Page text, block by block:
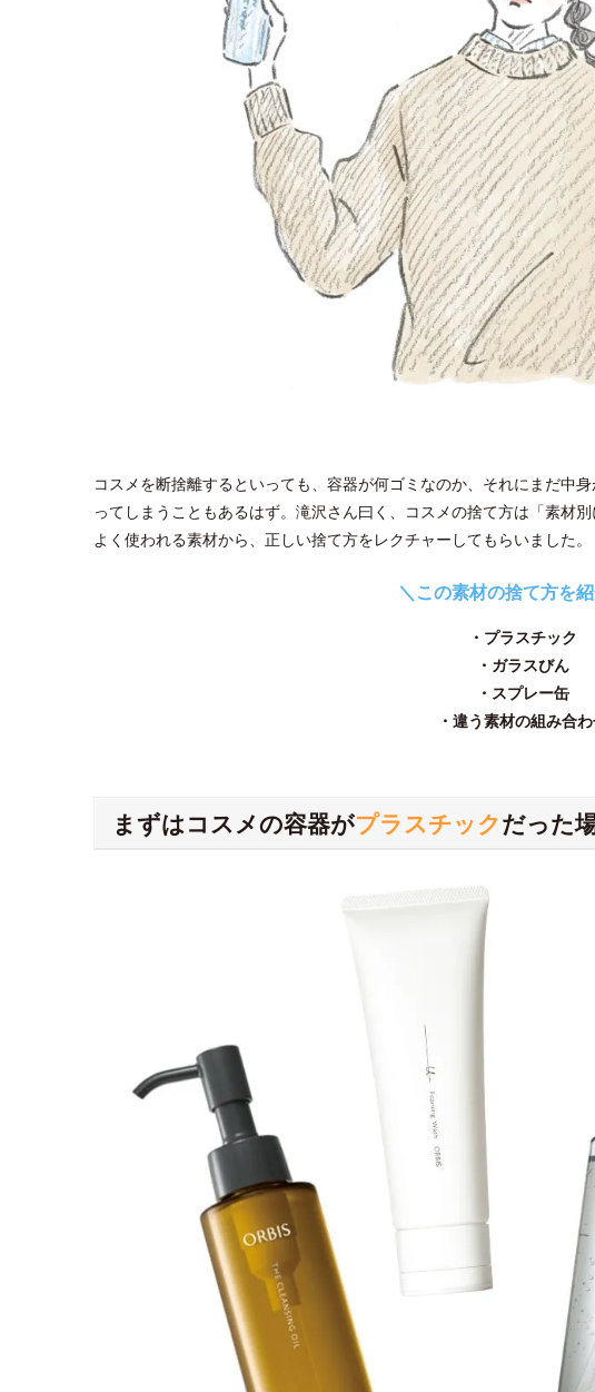
コスメを断捨離するといっても、容器が何ゴミなのか、それにまだ中
ってしまうこともあるはず。滝沢さん曰く、コスメの捨て方は「素材
よく使われる素材から、正しい捨て方をレクチャーしてもらいました。
＼この素材の捨て方を
・プラスチック
・ガラスびん
・スプレー缶
・違う素材の組み合
まずはコスメの容器がプラスチックだった